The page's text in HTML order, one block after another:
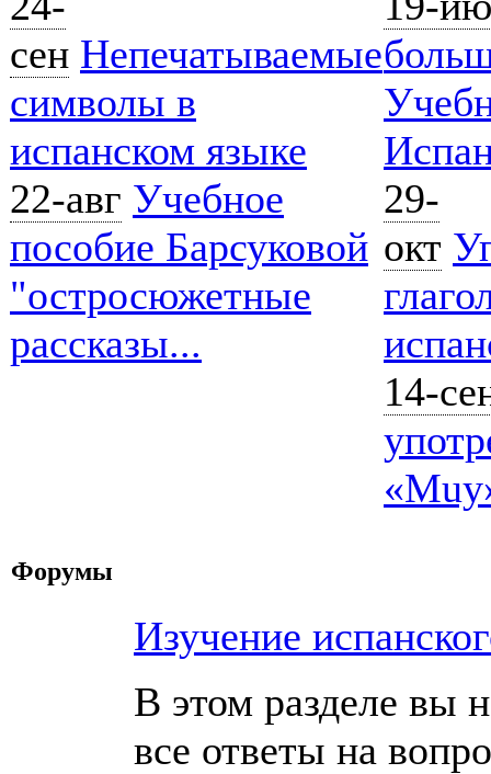
сен Непечатываемые
символы в
испанском языке
22-авг Учебное
пособие Барсуковой
"остросюжетные
рассказы...
29-
окт
14-
Форумы
Изучение
В этом разделе вы
все ответы на